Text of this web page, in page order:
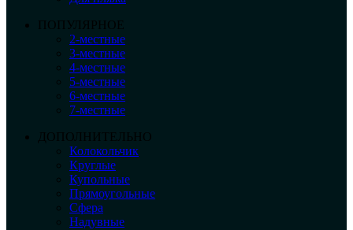
ПОПУЛЯРНОЕ
2-местные
3-местные
4-местные
5-местные
6-местные
7-местные
ДОПОЛНИТЕЛЬНО
Колокольчик
Круглые
Купольные
Прямоугольные
Сфера
Надувные